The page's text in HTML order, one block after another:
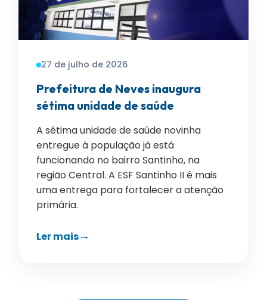
27 de julho de 2026
Prefeitura de Neves inaugura
sétima unidade de saúde
A sétima unidade de saúde novinha
entregue à população já está
funcionando no bairro Santinho, na
região Central. A ESF Santinho II é mais
uma entrega para fortalecer a atenção
primária.
Ler mais